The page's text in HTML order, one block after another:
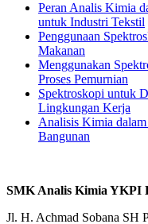
Peran Analis Kimia
untuk Industri Tekstil
Penggunaan
Makanan
Menggunakan
Proses Pemurnian
Spektroskopi untuk
Lingkungan Kerja
Analisis Kimia
Bangunan
SMK Analis Kimia YKPI
Jl. H. Achmad Sobana SH